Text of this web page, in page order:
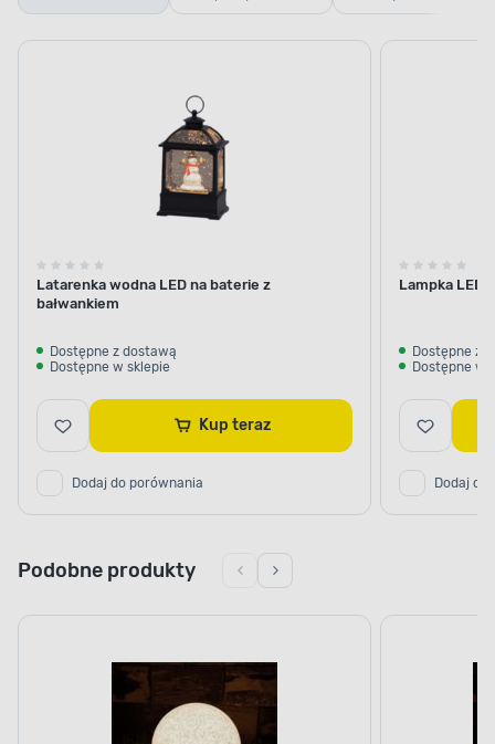
latarenki bożonarodzeniowe
Latarenka wodna LED na baterie z
bałwankiem
Dostępne z dostawą
Dostępne w sklepie
Kup teraz
Dodaj do porównania
Lampka LED
Dostępne z
Dostępne w
Dodaj do
Podobne produkty